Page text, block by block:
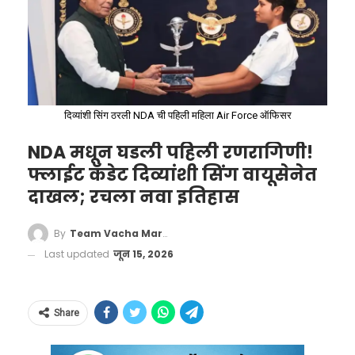
क्लिक करा!
‘वाचा मराठी’चा व्हॉट्सअप ग्रुप जॉईन करण्यासाठी येथे
क्लिक करा
Govt Tightens Cough Syrup
Rules, Prescription Needed for
दिव्यांशी सिंग ठरली NDA ची पहिली महिला Air Force ऑफिसर
NDA मधून घडली पहिली रणरागिणी!
फ्लाईट कॅडेट दिव्यांशी सिंग वायूसेनेत
दाखल; रचला नवा इतिहास
By Team Vacha Marathi
Last updated जून 15, 2026
Share